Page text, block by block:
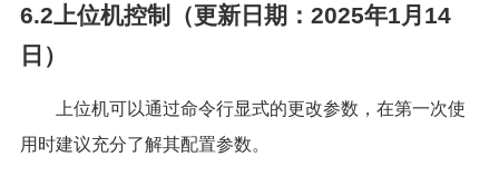
6.2上位机控制（更新日期：2025年1月14
日）
上位机可以通过命令行显式的更改参数，在第一次使
用时建议充分了解其配置参数。